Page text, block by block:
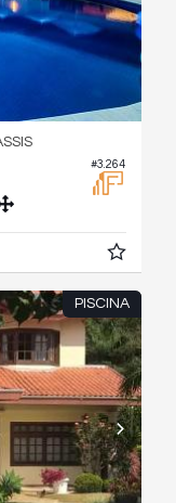
#3.264
PISCINA